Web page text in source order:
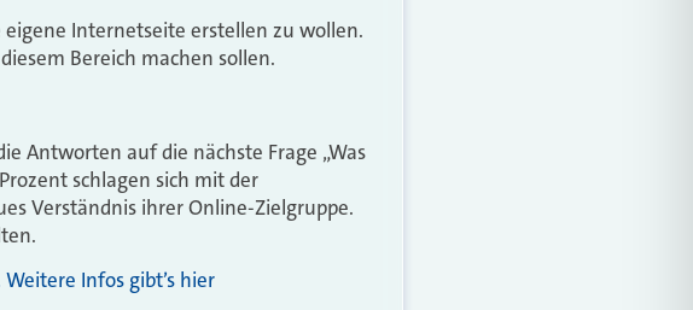
Internetseite erstellen zu wollen.
Bereich machen sollen.
Antworten auf die nächste Frage „Was
schlagen sich mit der
Verständnis ihrer Online-Zielgruppe.
Infos gibt’s hier